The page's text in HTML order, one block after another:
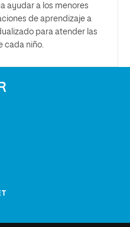
ayudar a los menores
de aprendizaje a
para atender las
cada niño.